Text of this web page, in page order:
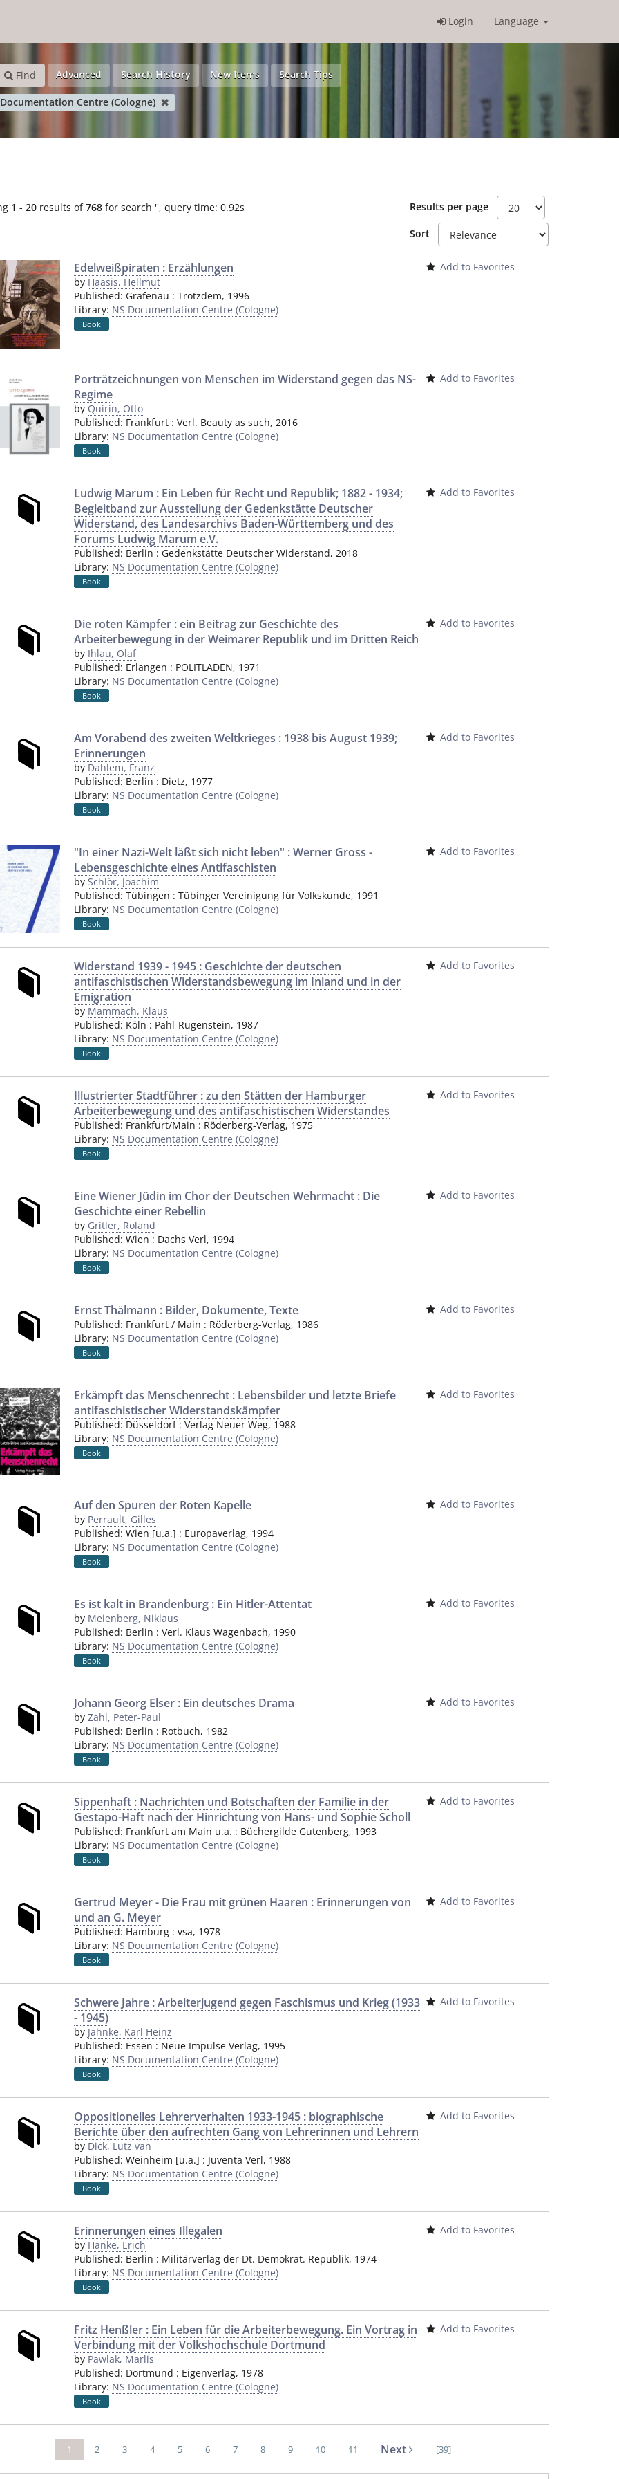
Login Language
Find Advanced Search History New Items Search Tips
Centre (Cologne)
1 - 20 results of768 for search '', query time: 0.92s Results per page
Sort
Edelweißpiraten : Erzählungen
by Haasis, Hellmut
Published: Grafenau : Trotzdem, 1996
Library: NS Documentation Centre (Cologne)
Book
Add to Favorites
Porträtzeichnungen von Menschen im Widerstand gegen das NS-
Regime
by Quirin, Otto
Published: Frankfurt : Verl. Beauty as such, 2016
Library: NS Documentation Centre (Cologne)
Book
Add to Favorites
Ludwig Marum : Ein Leben für Recht und Republik; 1882 - 1934;
Begleitband zur Ausstellung der Gedenkstätte Deutscher
Widerstand, des Landesarchivs Baden-Württemberg und des
Forums Ludwig Marum e.V.
Published: Berlin : Gedenkstätte Deutscher Widerstand, 2018
Library: NS Documentation Centre (Cologne)
Book
Add to Favorites
Die roten Kämpfer : ein Beitrag zur Geschichte des
Arbeiterbewegung in der Weimarer Republik und im Dritten Reich
by Ihlau, Olaf
Published: Erlangen : POLITLADEN, 1971
Library: NS Documentation Centre (Cologne)
Book
Add to Favorites
Am Vorabend des zweiten Weltkrieges : 1938 bis August 1939;
Erinnerungen
by Dahlem, Franz
Published: Berlin : Dietz, 1977
Library: NS Documentation Centre (Cologne)
Book
Add to Favorites
"In einer Nazi-Welt läßt sich nicht leben" : Werner Gross -
Lebensgeschichte eines Antifaschisten
by Schlör, Joachim
Published: Tübingen : Tübinger Vereinigung für Volkskunde, 1991
Library: NS Documentation Centre (Cologne)
Book
Add to Favorites
Widerstand 1939 - 1945 : Geschichte der deutschen
antifaschistischen Widerstandsbewegung im Inland und in der
Emigration
by Mammach, Klaus
Published: Köln : Pahl-Rugenstein, 1987
Library: NS Documentation Centre (Cologne)
Book
Add to Favorites
Illustrierter Stadtführer : zu den Stätten der Hamburger
Arbeiterbewegung und des antifaschistischen Widerstandes
Published: Frankfurt/Main : Röderberg-Verlag, 1975
Library: NS Documentation Centre (Cologne)
Book
Add to Favorites
Eine Wiener Jüdin im Chor der Deutschen Wehrmacht : Die
Geschichte einer Rebellin
by Gritler, Roland
Published: Wien : Dachs Verl, 1994
Library: NS Documentation Centre (Cologne)
Book
Add to Favorites
Ernst Thälmann : Bilder, Dokumente, Texte
Published: Frankfurt / Main : Röderberg-Verlag, 1986
Library: NS Documentation Centre (Cologne)
Book
Add to Favorites
Erkämpft das Menschenrecht : Lebensbilder und letzte Briefe
antifaschistischer Widerstandskämpfer
Published: Düsseldorf: Verlag Neuer Weg, 1988
Library: NS Documentation Centre (Cologne)
Book
Add to Favorites
Auf den Spuren der Roten Kapelle
by Perrault, Gilles
Published: Wien [u.a.] : Europaverlag, 1994
Library: NS Documentation Centre (Cologne)
Book
Add to Favorites
Es ist kalt in Brandenburg : Ein Hitler-Attentat
by Meienberg, Niklaus
Published: Berlin : Verl. Klaus Wagenbach, 1990
Library: NS Documentation Centre (Cologne)
Book
Add to Favorites
Johann Georg Elser : Ein deutsches Drama
by Zahl, Peter-Paul
Published: Berlin : Rotbuch, 1982
Library: NS Documentation Centre (Cologne)
Book
Add to Favorites
Sippenhaft : Nachrichten und Botschaften der Familie in der
Gestapo-Haft nach der Hinrichtung von Hans- und Sophie Scholl
Published: Frankfurt am Main u.a. : Büchergilde Gutenberg, 1993
Library: NS Documentation Centre (Cologne)
Book
Add to Favorites
Gertrud Meyer - Die Frau mit grünen Haaren : Erinnerungen von
und an G. Meyer
Published: Hamburg : vsa, 1978
Library: NS Documentation Centre (Cologne)
Book
Add to Favorites
Schwere Jahre : Arbeiterjugend gegen Faschismus und Krieg (1933
- 1945)
by Jahnke, Karl Heinz
Published: Essen : Neue Impulse Verlag, 1995
Library: NS Documentation Centre (Cologne)
Book
Add to Favorites
Oppositionelles Lehrerverhalten 1933-1945 : biographische
Berichte über den aufrechten Gang von Lehrerinnen und Lehrern
by Dick, Lutz van
Published: Weinheim [u.a.] : Juventa Verl, 1988
Library: NS Documentation Centre (Cologne)
Book
Add to Favorites
Erinnerungen eines Illegalen
by Hanke, Erich
Published: Berlin : Militärverlag der Dt. Demokrat. Republik, 1974
Library: NS Documentation Centre (Cologne)
Book
Add to Favorites
Fritz Henßler : Ein Leben für die Arbeiterbewegung. Ein Vortrag in
Verbindung mit der Volkshochschule Dortmund
by Pawlak, Marlis
Published: Dortmund : Eigenverlag, 1978
Library: NS Documentation Centre (Cologne)
Book
Add to Favorites
1 2 3 4 5 6 7 8 9 10 11 Next [39]